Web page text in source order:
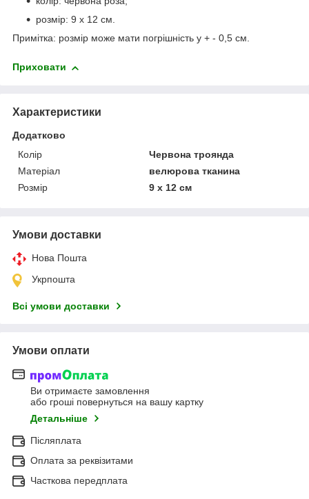
розмір: 9 х 12 см.
Примітка: розмір може мати погрішність у + - 0,5 см.
Приховати
Характеристики
Додатково
Колір
Червона троянда
Матеріал
велюрова тканина
Розмір
9 х 12 см
Умови доставки
Нова Пошта
Укрпошта
Всі умови доставки
Умови оплати
Ви отримаєте замовлення
або гроші повернуться на вашу картку
Детальніше
Післяплата
Оплата за реквізитами
Часткова передплата